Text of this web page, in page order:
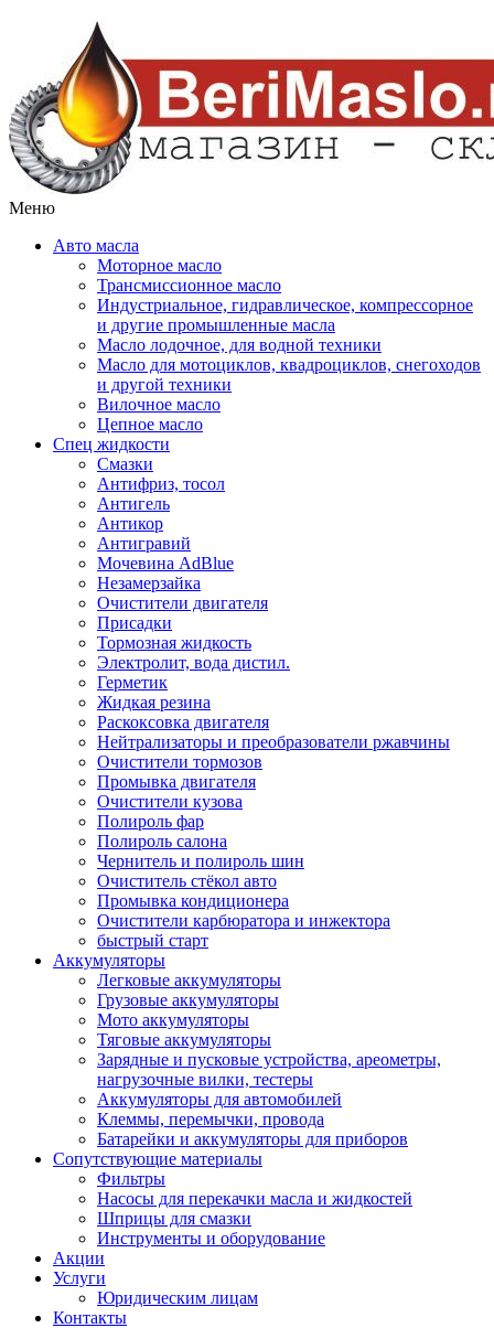
Меню
Авто масла
Моторное масло
Трансмиссионное масло
Индустриальное, гидравлическое, компрессорное
и другие промышленные масла
Масло лодочное, для водной техники
Масло для мотоциклов, квадроциклов, снегоходов
и другой техники
Вилочное масло
Цепное масло
Спец жидкости
Смазки
Антифриз, тосол
Антигель
Антикор
Антигравий
Мочевина AdBlue
Незамерзайка
Очистители двигателя
Присадки
Тормозная жидкость
Электролит, вода дистил.
Герметик
Жидкая резина
Раскоксовка двигателя
Нейтрализаторы и преобразователи ржавчины
Очистители тормозов
Промывка двигателя
Очистители кузова
Полироль фар
Полироль салона
Чернитель и полироль шин
Очиститель стёкол авто
Промывка кондиционера
Очистители карбюратора и инжектора
быстрый старт
Аккумуляторы
Легковые аккумуляторы
Грузовые аккумуляторы
Мото аккумуляторы
Тяговые аккумуляторы
Зарядные и пусковые устройства, ареометры,
нагрузочные вилки, тестеры
Аккумуляторы для автомобилей
Клеммы, перемычки, провода
Батарейки и аккумуляторы для приборов
Сопутствующие материалы
Фильтры
Насосы для перекачки масла и жидкостей
Шприцы для смазки
Инструменты и оборудование
Акции
Услуги
Юридическим лицам
Контакты